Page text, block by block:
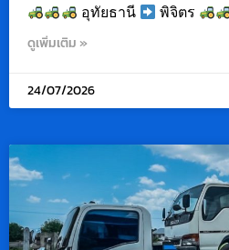
อุทัยธานี พิจิตร
ดูเพิ่มเติม »
24/07/2026